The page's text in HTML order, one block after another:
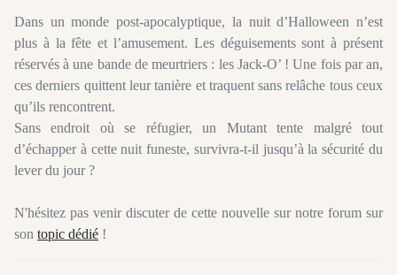
Dans un monde post-apocalyptique, la nuit d’Halloween n’est
plus à la fête et l’amusement. Les déguisements sont à présent
réservés à une bande de meurtriers : les Jack-O’ ! Une fois par an,
ces derniers quittent leur tanière et traquent sans relâche tous ceux
qu’ils rencontrent.
Sans endroit où se réfugier, un Mutant tente malgré tout
d’échapper à cette nuit funeste, survivra-t-il jusqu’à la sécurité du
lever du jour ?
N'hésitez pas venir discuter de cette nouvelle sur notre forum sur
son topic dédié !